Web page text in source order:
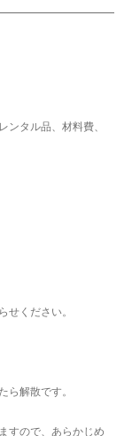
タル品、材料費、
ください。
解散です。
すので、あらかじめ